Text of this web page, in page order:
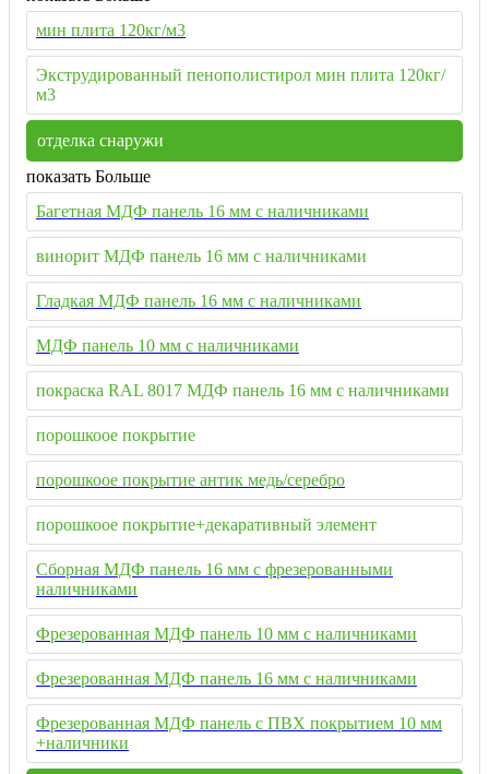
мин плита 120кг/м3
Экструдированный пенополистирол мин плита 120кг/
м3
отделка снаружи
показать Больше
Багетная МДФ панель 16 мм с наличниками
винорит МДФ панель 16 мм с наличниками
Гладкая МДФ панель 16 мм с наличниками
МДФ панель 10 мм с наличниками
покраска RAL 8017 МДФ панель 16 мм с наличниками
порошкоое покрытие
порошкоое покрытие антик медь/серебро
порошкоое покрытие+декаративный элемент
Сборная МДФ панель 16 мм с фрезерованными
наличниками
Фрезерованная МДФ панель 10 мм с наличниками
Фрезерованная МДФ панель 16 мм с наличниками
Фрезерованная МДФ панель с ПВХ покрытием 10 мм
+наличники